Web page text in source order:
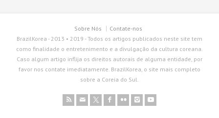
Sobre Nós
Contate-nos
BrazilKorea - 2013 • 2019 - Todos os artigos publicados neste site tem
como finalidade o entretenimento e a divulgação da cultura coreana.
Caso algum artigo inflija os direitos autorais de alguma entidade, por
favor nos contate imediatamente. BrazilKorea, o site mais completo
sobre a Coreia do Sul.